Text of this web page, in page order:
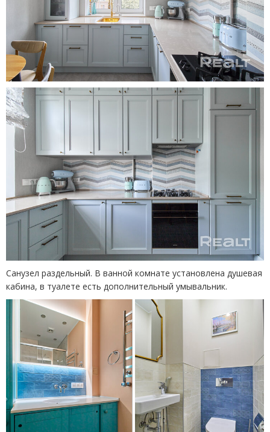
Санузел раздельный. В ванной комнате установлена душевая
кабина, в туалете есть дополнительный умывальник.